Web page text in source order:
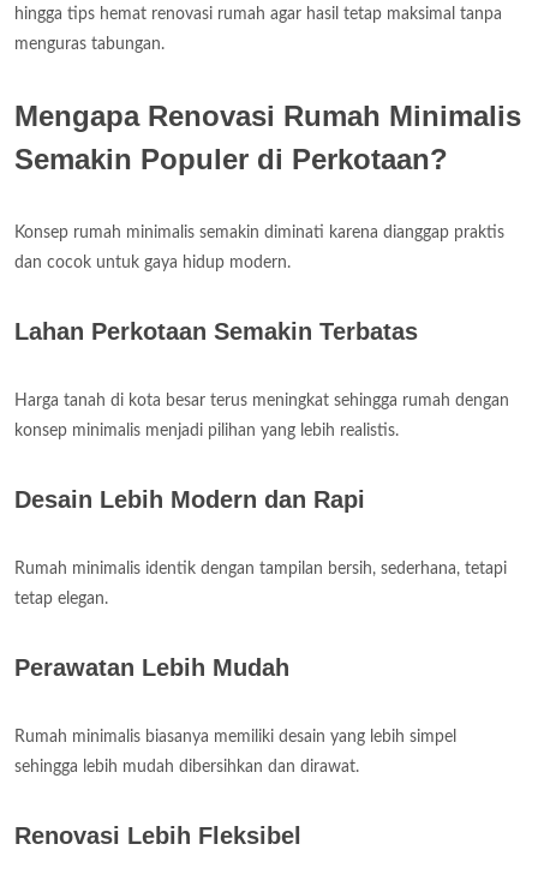
hingga tips hemat renovasi rumah agar hasil tetap maksimal tanpa
menguras tabungan.
Mengapa Renovasi Rumah Minimalis
Semakin Populer di Perkotaan?
Konsep rumah minimalis semakin diminati karena dianggap praktis
dan cocok untuk gaya hidup modern.
Lahan Perkotaan Semakin Terbatas
Harga tanah di kota besar terus meningkat sehingga rumah dengan
konsep minimalis menjadi pilihan yang lebih realistis.
Desain Lebih Modern dan Rapi
Rumah minimalis identik dengan tampilan bersih, sederhana, tetapi
tetap elegan.
Perawatan Lebih Mudah
Rumah minimalis biasanya memiliki desain yang lebih simpel
sehingga lebih mudah dibersihkan dan dirawat.
Renovasi Lebih Fleksibel